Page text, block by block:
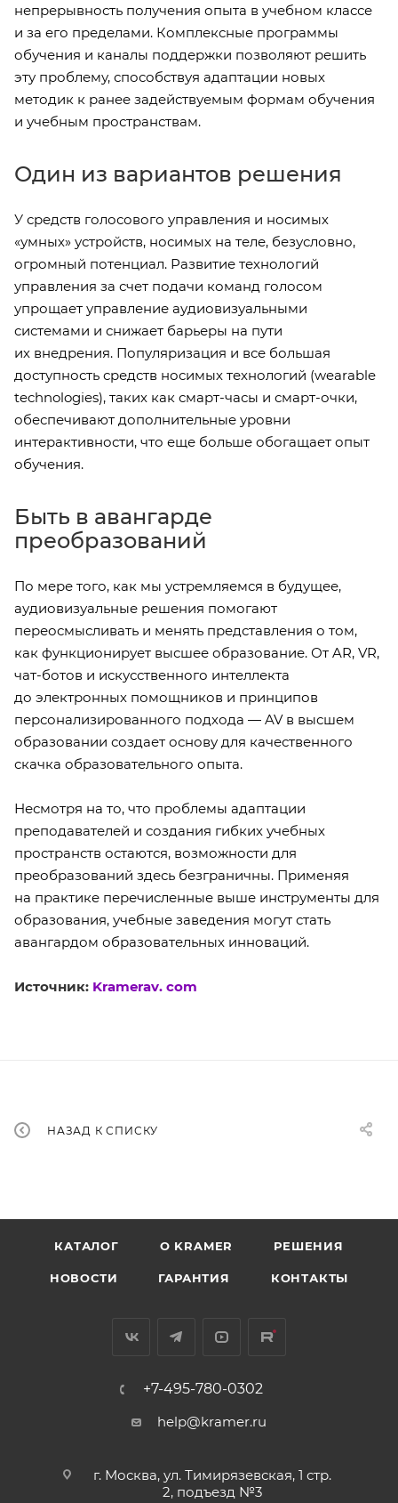
непрерывность получения опыта в учебном классе
и за его пределами. Комплексные программы
обучения и каналы поддержки позволяют решить
эту проблему, способствуя адаптации новых
методик к ранее задействуемым формам обучения
и учебным пространствам.
Один из вариантов решения
У средств голосового управления и носимых
«умных» устройств, носимых на теле, безусловно,
огромный потенциал. Развитие технологий
управления за счет подачи команд голосом
упрощает управление аудиовизуальными
системами и снижает барьеры на пути
их внедрения. Популяризация и все большая
доступность средств носимых технологий (wearable
technologies), таких как смарт-часы и смарт-очки,
обеспечивают дополнительные уровни
интерактивности, что еще больше обогащает опыт
обучения.
Быть в авангарде
преобразований
По мере того, как мы устремляемся в будущее,
аудиовизуальные решения помогают
переосмысливать и менять представления о том,
как функционирует высшее образование. От AR, VR,
чат-ботов и искусственного интеллекта
до электронных помощников и принципов
персонализированного подхода — AV в высшем
образовании создает основу для качественного
скачка образовательного опыта.
Несмотря на то, что проблемы адаптации
преподавателей и создания гибких учебных
пространств остаются, возможности для
преобразований здесь безграничны. Применяя
на практике перечисленные выше инструменты для
образования, учебные заведения могут стать
авангардом образовательных инноваций.
Источник: Kramerav. com
НАЗАД К СПИСКУ
КАТАЛОГ O KRAMER РЕШЕНИЯ
НОВОСТИ ГАРАНТИЯ КОНТАКТЫ
+7-495-780-0302
help@kramer.ru
г. Москва, ул. Тимирязевская, 1 стр.
2, подъезд №3